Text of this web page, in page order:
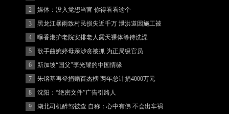
度
2
媒体：没入党想当官 你得看看这个
3
黑龙江暴雨致村民损失近千万 泄洪道因施工被
堵
4
曝香港护老院安排老人露天裸体等待洗澡
5
歌手曲婉婷母亲涉贪被抓 为正局级官员
6
新加坡“国父”李光耀的中国情缘
7
朱镕基再登捐赠百杰榜 两年总计捐4000万元
8
沈阳：“绝密文件”广告引路人
9
湖北司机醉驾被查 自称：心中有佛 不会出车祸